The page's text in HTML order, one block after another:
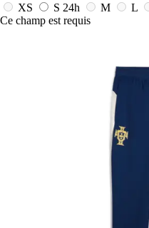
XS
S 24h M L
Ce champ est requis